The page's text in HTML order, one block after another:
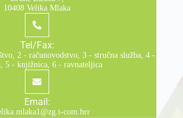
10408 Velika Mlaka
Tel/Fax:
2 - računovodstvo, 3 - stručna služba, 4 -
5 - knjižnica, 6 - ravnateljica
Email:
com.hrr